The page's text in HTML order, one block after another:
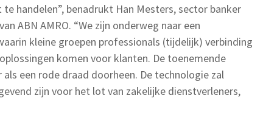
handelen”, benadrukt Han Mesters, sector banker
ABN AMRO. “We zijn onderweg naar een
kleine groepen professionals (tijdelijk) verbinding
komen voor klanten. De toenemende
een rode draad doorheen. De technologie zal
zijn voor het lot van zakelijke dienstverleners,